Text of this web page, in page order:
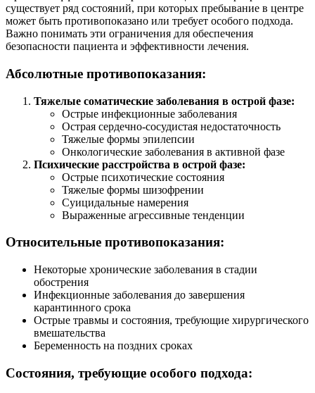
существует ряд состояний, при которых пребывание в центре
может быть противопоказано или требует особого подхода.
Важно понимать эти ограничения для обеспечения
безопасности пациента и эффективности лечения.
Абсолютные противопоказания:
Тяжелые соматические заболевания в острой фазе:
Острые инфекционные заболевания
Острая сердечно-сосудистая недостаточность
Тяжелые формы эпилепсии
Онкологические заболевания в активной фазе
Психические расстройства в острой фазе:
Острые психотические состояния
Тяжелые формы шизофрении
Суицидальные намерения
Выраженные агрессивные тенденции
Относительные противопоказания:
Некоторые хронические заболевания в стадии
обострения
Инфекционные заболевания до завершения
карантинного срока
Острые травмы и состояния, требующие хирургического
вмешательства
Беременность на поздних сроках
Состояния, требующие особого подхода: